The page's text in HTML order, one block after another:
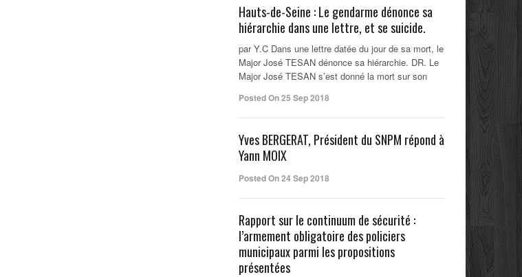
Hauts-de-Seine : Le gendarme dénonce sa
hiérarchie dans une lettre, et se suicide.
par Y.C Dans une lettre datée du jour de sa mort, le
Major José TESAN dénonce sa hiérarchie. DR. Le
Major José TESAN s’est donné la mort sur son
Posted On 25 Sep 2018
Yves BERGERAT, Président du SNPM répond à
Yann MOIX
Posted On 24 Sep 2018
Rapport sur le continuum de sécurité :
l’armement obligatoire des policiers
municipaux parmi les propositions
présentées